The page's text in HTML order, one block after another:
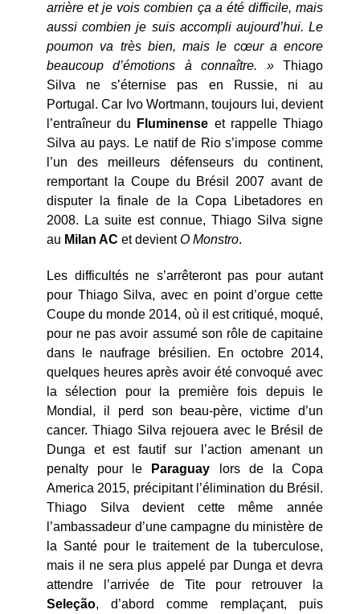
arrière et je vois combien ça a été difficile, mais
aussi combien je suis accompli aujourd’hui. Le
poumon va très bien, mais le cœur a encore
beaucoup d’émotions à connaître. »Thiago
Silva ne s’éternise pas en Russie, ni au
Portugal. Car Ivo Wortmann, toujours lui, devient
l’entraîneur du
Fluminense et rappelle Thiago
Silva au pays. Le natif de Rio s’impose comme
l’un des meilleurs défenseurs du continent,
remportant la Coupe du Brésil 2007 avant de
disputer la finale de la Copa Libetadores en
2008. La suite est connue, Thiago Silva signe
au Milan AC et devientO Monstro.
Les difficultés ne s’arrêteront pas pour autant
pour Thiago Silva, avec en point d’orgue cette
Coupe du monde 2014, où il est critiqué, moqué,
pour ne pas avoir assumé son rôle de capitaine
dans le naufrage brésilien. En octobre 2014,
quelques heures après avoir été convoqué avec
la sélection pour la première fois depuis le
Mondial, il perd son beau-père, victime d’un
cancer. Thiago Silva rejouera avec le Brésil de
Dunga et est fautif sur l’action amenant un
penalty pour le
Paraguay lors de la Copa
America 2015, précipitant l’élimination du Brésil.
Thiago Silva devient cette même année
l’ambassadeur d’une campagne du ministère de
la Santé pour le traitement de la tuberculose,
mais il ne sera plus appelé par Dunga et devra
attendre l’arrivée de Tite pour retrouver la
Seleção, d’abord comme remplaçant, puis